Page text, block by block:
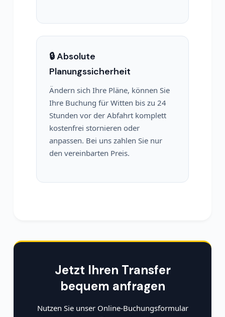
🔒 Absolute
Planungssicherheit
Ändern sich Ihre Pläne, können Sie
Ihre Buchung für Witten bis zu 24
Stunden vor der Abfahrt komplett
kostenfrei stornieren oder
anpassen. Bei uns zahlen Sie nur
den vereinbarten Preis.
Jetzt Ihren Transfer
bequem anfragen
Nutzen Sie unser Online-Buchungsformular